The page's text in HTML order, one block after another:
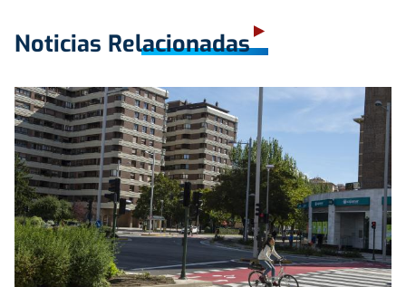
Noticias Relacionadas